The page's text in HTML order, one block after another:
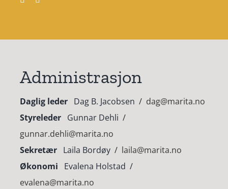
Administrasjon
Daglig leder Dag B. Jacobsen / dag@marita.no
StyrelederGunnar Dehli /
gunnar.dehli@marita.no
SekretærLaila Bordøy / laila@marita.no
Økonomi Evalena Holstad /
evalena@marita.no